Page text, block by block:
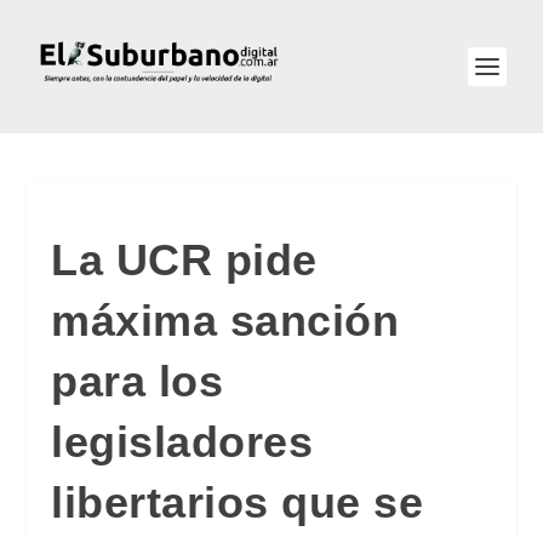
La UCR pide
máxima sanción
para los
legisladores
libertarios que se